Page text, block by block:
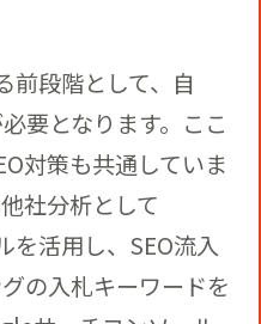
前段階として、自
要となります。ここ
対策も共通していま
社分析として
活用し、SEO流入
の入札キーワードを